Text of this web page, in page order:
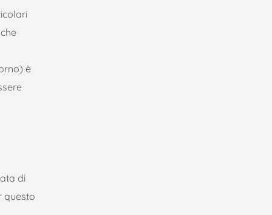
è
di
questo